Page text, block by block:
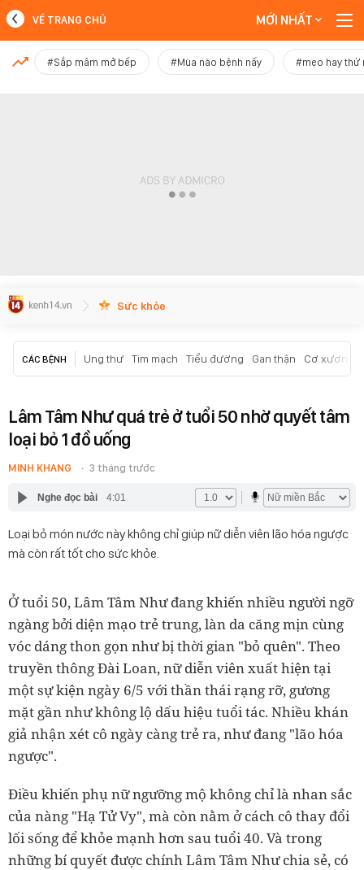
MỚI NHẤT
VỀ TRANG CHỦ MỚI NHẤT
#Sắp mâm mở bếp #Mùa nào bệnh nấy #mẹo hay thử
Sức khỏe
CÁC BỆNH Ung thư Tim mạch Tiểu đường Gan thận Cơ xương
Lâm Tâm Như quá trẻ ở tuổi 50 nhờ quyết tâm
loại bỏ 1 đồ uống
MINH KHANG 3 tháng trước
Nghe đọc bài 4:01
Loại bỏ món nước này không chỉ giúp nữ diễn viên lão hóa ngược
mà còn rất tốt cho sức khỏe.
Ở tuổi 50, Lâm Tâm Như đang khiến nhiều người ngỡ
ngàng bởi diện mạo trẻ trung, làn da căng mịn cùng
vóc dáng thon gọn như bị thời gian "bỏ quên". Theo
truyền thông Đài Loan, nữ diễn viên xuất hiện tại
một sự kiện ngày 6/5 với thần thái rạng rỡ, gương
mặt gần như không lộ dấu hiệu tuổi tác. Nhiều khán
giả nhận xét cô ngày càng trẻ ra, như đang "lão hóa
ngược".
Điều khiến phụ nữ ngưỡng mộ không chỉ là nhan sắc
của nàng "Hạ Tử Vy", mà còn nằm ở cách cô thay đổi
lối sống để khỏe mạnh hơn sau tuổi 40. Và trong
những bí quyết được chính Lâm Tâm Như chia sẻ, có